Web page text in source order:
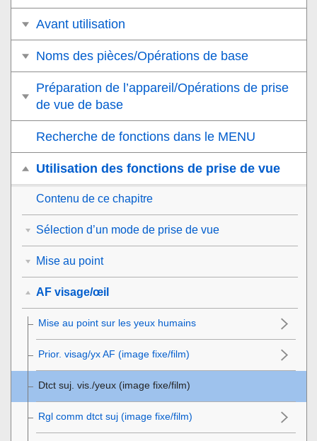
Avant utilisation
Noms des pièces/Opérations de base
Préparation de l’appareil/Opérations de prise
de vue de base
Recherche de fonctions dans le MENU
Utilisation des fonctions de prise de vue
Contenu de ce chapitre
Sélection d’un mode de prise de vue
Mise au point
AF visage/œil
Mise au point sur les yeux humains
Prior. visag/yx AF (image fixe/film)
Dtct suj. vis./yeux (image fixe/film)
Rgl comm dtct suj (image fixe/film)